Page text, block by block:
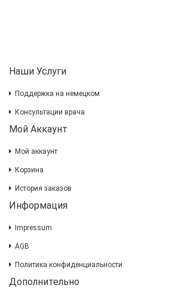
Наши Услуги
Поддержка на немецком
Консультации врача
Мой Аккаунт
Мой аккаунт
Корзина
История заказов
Информация
Impressum
AGB
Политика конфиденциальности
Дополнительно